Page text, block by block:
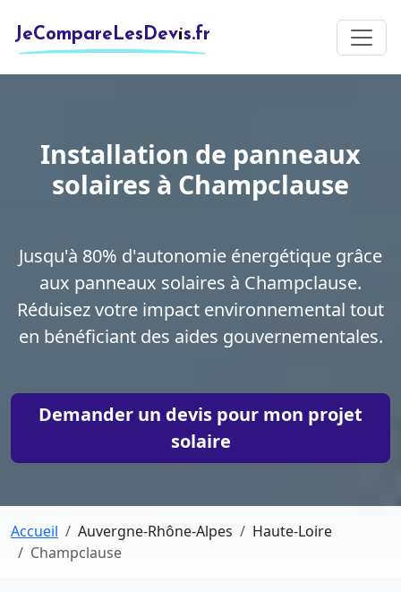
JeCompareLesDevis.fr
Installation de panneaux
solaires à Champclause
Jusqu'à 80% d'autonomie énergétique grâce
aux panneaux solaires à Champclause.
Réduisez votre impact environnemental tout
en bénéficiant des aides gouvernementales.
Demander un devis pour mon projet
solaire
Accueil Auvergne-Rhône-Alpes
Haute-Loire
Champclause